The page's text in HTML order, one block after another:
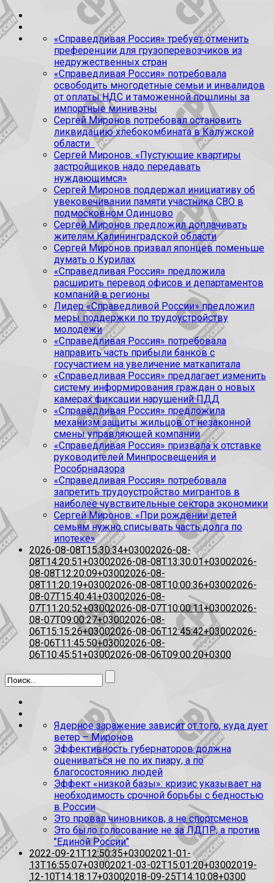
«Справедливая Россия» требует отменить
преференции для грузоперевозчиков из
недружественных стран
«Справедливая Россия» потребовала
освободить многодетные семьи и инвалидов
от оплаты НДС и таможенной пошлины за
импортные минивэны
Сергей Миронов потребовал остановить
ликвидацию хлебокомбината в Калужской
области
Сергей Миронов: «Пустующие квартиры
застройщиков надо передавать
нуждающимся»
Сергей Миронов поддержал инициативу об
увековечивании памяти участника СВО в
подмосковном Одинцово
Сергей Миронов предложил доплачивать
жителям Калининградской области
Сергей Миронов призвал японцев поменьше
думать о Курилах
«Справедливая Россия» предложила
расширить перевод офисов и департаментов
компаний в регионы
Лидер «Справедливой России» предложил
меры поддержки по трудоустройству
молодежи
«Справедливая Россия» потребовала
направить часть прибыли банков с
госучастием на увеличение маткапитала
«Справедливая Россия» предлагает изменить
систему информирования граждан о новых
камерах фиксации нарушений ПДД
«Справедливая Россия» предложила
механизм защиты жильцов от незаконной
смены управляющей компании
«Справедливая Россия» призвала к отставке
руководителей Минпросвещения и
Рособрнадзора
«Справедливая Россия» потребовала
запретить трудоустройство мигрантов в
наиболее чувствительные сектора экономики
Сергей Миронов: «При рождении детей
семьям нужно списывать часть долга по
ипотеке»
2026-08-08T15:30:34+03002026-08-
08T14:20:51+03002026-08-08T13:30:01+03002026-
08-08T12:20:09+03002026-08-
08T11:20:19+03002026-08-08T10:00:36+03002026-
08-07T15:40:41+03002026-08-
07T11:20:52+03002026-08-07T10:00:11+03002026-
08-07T09:00:27+03002026-08-
06T15:15:26+03002026-08-06T12:45:42+03002026-
08-06T11:45:50+03002026-08-
06T10:45:51+03002026-08-06T09:00:20+0300
Ядерное заражение зависит от того, куда дует
ветер – Миронов
Эффективность губернаторов должна
оцениваться не по их пиару, а по
благосостоянию людей
Эффект «низкой базы»: кризис указывает на
необходимость срочной борьбы с бедностью
в России
Это провал чиновников, а не спортсменов
Это было голосование не за ЛДПР, а против
"Единой России"
2022-09-21T12:50:35+03002021-01-
13T16:55:07+03002021-03-02T15:01:20+03002019-
12-10T14:18:17+03002018-09-25T14:10:08+0300